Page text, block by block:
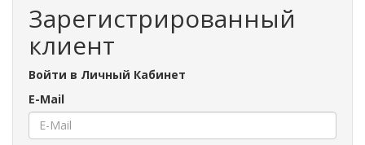
Зарегистрированный
клиент
Войти в Личный Кабинет
E-Mail